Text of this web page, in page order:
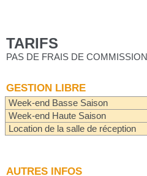
TARIFS
PAS DE FRAIS DE COMMISSION
GESTION LIBRE
Week-end Basse Saison
Week-end Haute Saison
Location de la salle de réception
AUTRES INFOS